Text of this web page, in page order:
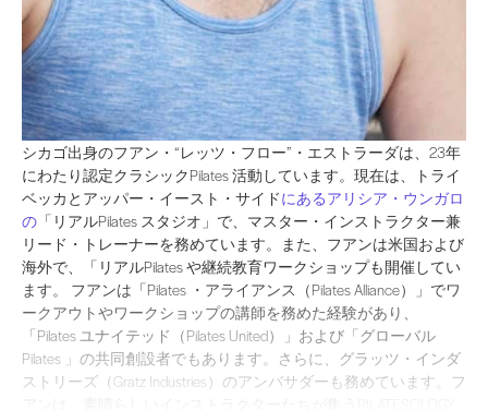
シカゴ出身のフアン・“レッツ・フロー”・エストラーダは、23年に
シカゴ出身のフアン・“レッツ・フロー”・エストラーダは、23年
にわたり認定クラシックPilates 活動しています。現在は、トライ
ベッカとアッパー・イースト・サイドにあるアリシア・ウンガロ
の 「リアルPilates スタジオ」で、マスター・インストラクター兼
リード・トレーナーを務めています。また、フアンは米国および
海外で、「リアルPilates や継続教育ワークショップも開催してい
ます。 フアンは「Pilates ・アライアンス（Pilates Alliance）」でワ
ークアウトやワークショップの講師を務めた経験があり、
「Pilates ユナイテッド（Pilates United）」および「グローバル
Pilates 」の共同創設者でもあります。さらに、グラッツ・インダ
ストリーズ（Gratz Industries）のアンバサダーも務めています。フ